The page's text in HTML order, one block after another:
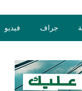
جراف فيديو